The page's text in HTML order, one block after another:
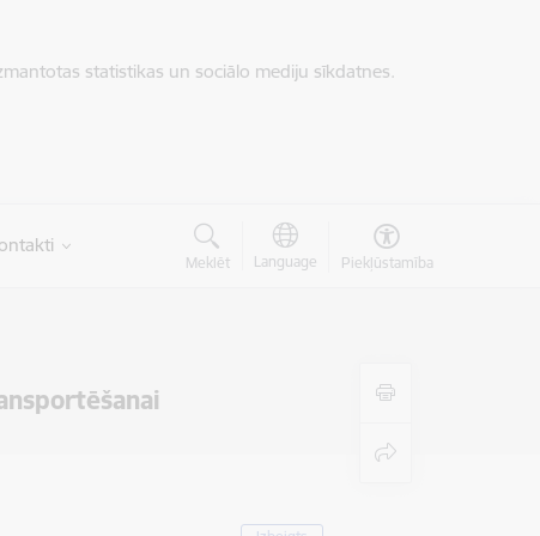
statistikas un sociālo mediju sīkdatnes.
Meklēt Language Piekļūstamība